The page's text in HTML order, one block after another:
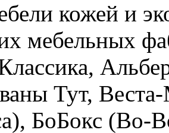
кожей и
мебельных
Тут, Веста-
БоБокс (Bo-